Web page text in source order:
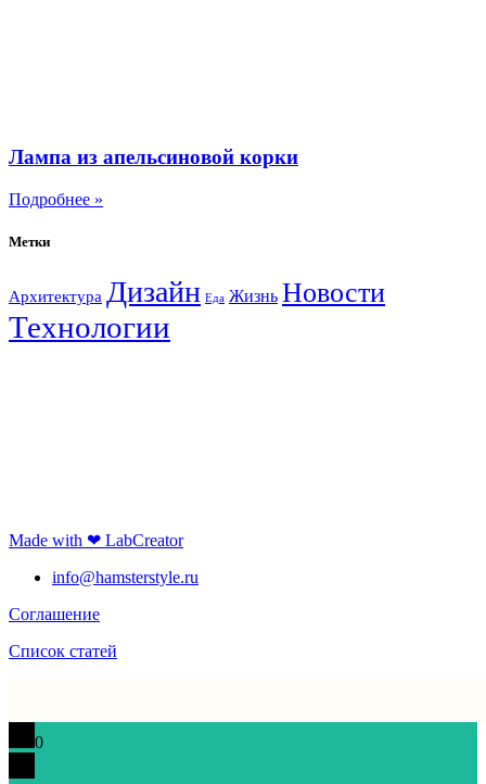
Лампа из апельсиновой корки
Подробнее »
Метки
Архитектура Дизайн Еда Жизнь Новости
Технологии
Made with ❤ LabCreator
info@hamsterstyle.ru
Соглашение
Список статей
0